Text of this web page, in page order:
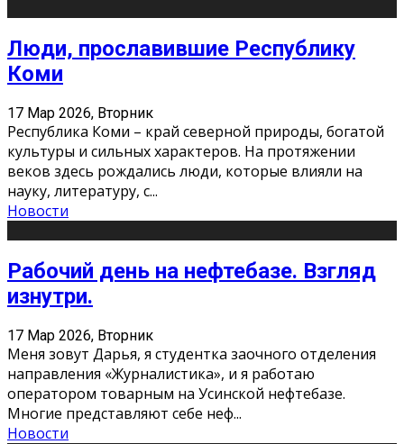
Люди, прославившие Республику
Коми
17 Мар 2026, Вторник
Республика Коми – край северной природы, богатой
культуры и сильных характеров. На протяжении
веков здесь рождались люди, которые влияли на
науку, литературу, с...
Новости
Рабочий день на нефтебазе. Взгляд
изнутри.
17 Мар 2026, Вторник
Меня зовут Дарья, я студентка заочного отделения
направления «Журналистика», и я работаю
оператором товарным на Усинской нефтебазе.
Многие представляют себе неф...
Новости